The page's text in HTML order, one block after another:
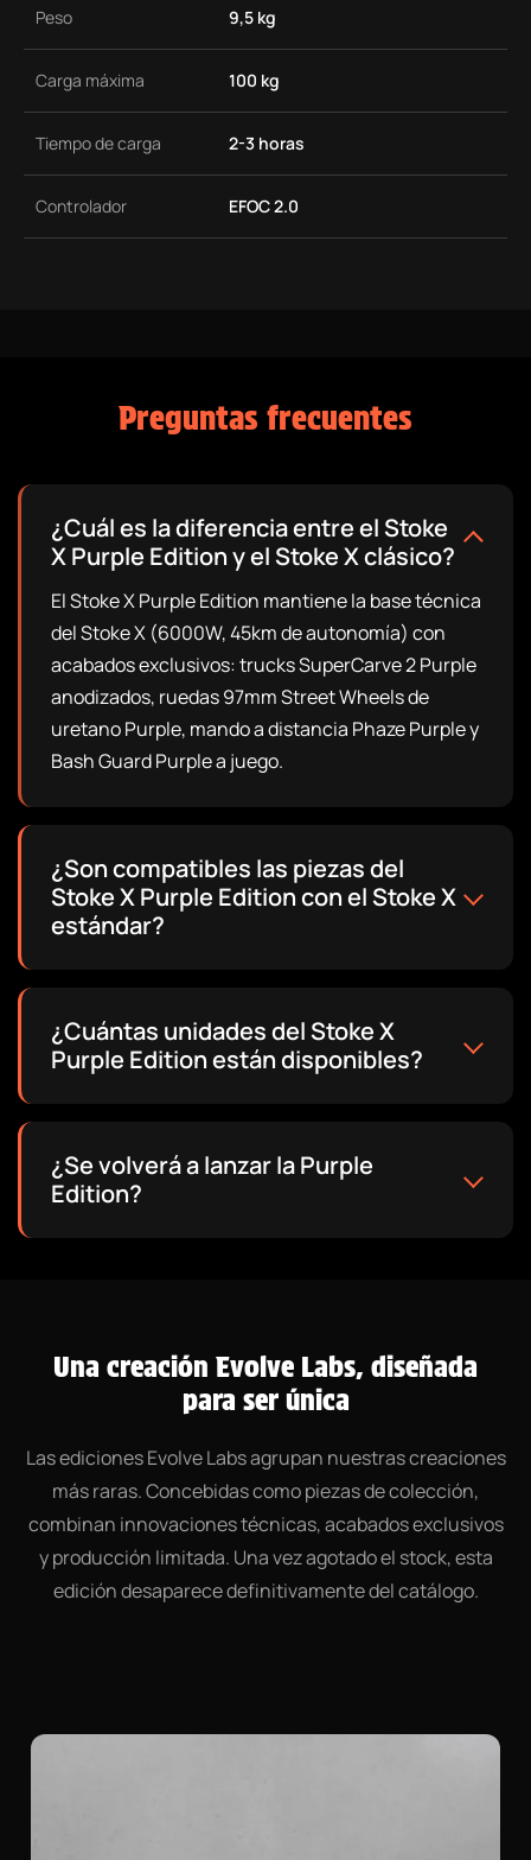
Peso 9,5 kg
Carga máxima 100 kg
Tiempo de carga 2-3 horas
Controlador EFOC 2.0
Preguntas frecuentes
¿Cuál es la diferencia entre el Stoke
X Purple Edition y el Stoke X clásico?
El Stoke X Purple Edition mantiene la base técnica
del Stoke X (6000W, 45km de autonomía) con
acabados exclusivos: trucks SuperCarve 2 Purple
anodizados, ruedas 97mm Street Wheels de
uretano Purple, mando a distancia Phaze Purple y
Bash Guard Purple a juego.
¿Son compatibles las piezas del
Stoke X Purple Edition con el Stoke X
estándar?
¿Cuántas unidades del Stoke X
Purple Edition están disponibles?
¿Se volverá a lanzar la Purple
Edition?
Una creación Evolve Labs, diseñada
para ser única
Las ediciones Evolve Labs agrupan nuestras creaciones
más raras. Concebidas como piezas de colección,
combinan innovaciones técnicas, acabados exclusivos
y producción limitada. Una vez agotado el stock, esta
edición desaparece definitivamente del catálogo.